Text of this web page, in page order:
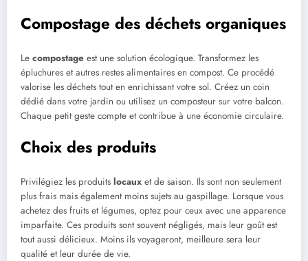
Compostage des déchets organiques
Le compostage est une solution écologique. Transformez les
épluchures et autres restes alimentaires en compost. Ce procédé
valorise les déchets tout en enrichissant votre sol. Créez un coin
dédié dans votre jardin ou utilisez un composteur sur votre balcon.
Chaque petit geste compte et contribue à une économie circulaire.
Choix des produits
Privilégiez les produits locaux et de saison. Ils sont non seulement
plus frais mais également moins sujets au gaspillage. Lorsque vous
achetez des fruits et légumes, optez pour ceux avec une apparence
imparfaite. Ces produits sont souvent négligés, mais leur goût est
tout aussi délicieux. Moins ils voyageront, meilleure sera leur
qualité et leur durée de vie.